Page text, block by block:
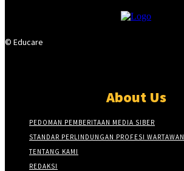
© Educare
About Us
PEDOMAN PEMBERITAAN MEDIA SIBER
STANDAR PERLINDUNGAN PROFESI WARTAWAN
TENTANG KAMI
REDAKSI